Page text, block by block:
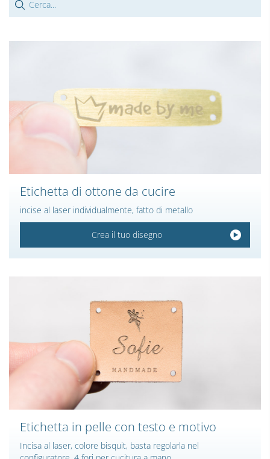
Etichetta di ottone da cucire
incise al laser individualmente, fatto di metallo
Crea il tuo disegno
Etichetta in pelle con testo e motivo
Incisa al laser, colore bisquit, basta regolarla nel